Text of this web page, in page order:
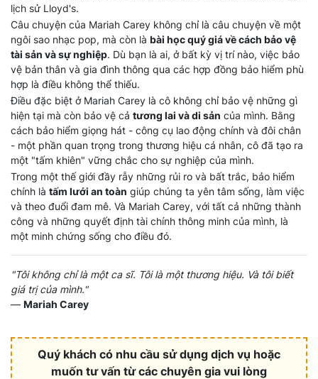
lịch sử Lloyd's.
Câu chuyện của Mariah Carey không chỉ là câu chuyện về một
ngôi sao nhạc pop, mà còn là bài học quý giá về cách bảo vệ
tài sản và sự nghiệp. Dù bạn là ai, ở bất kỳ vị trí nào, việc bảo
vệ bản thân và gia đình thông qua các hợp đồng bảo hiểm phù
hợp là điều không thể thiếu.
Điều đặc biệt ở Mariah Carey là cô không chỉ bảo vệ những gì
hiện tại mà còn bảo vệ cả tương lai và di sản của mình. Bằng
cách bảo hiểm giọng hát - công cụ lao động chính và đôi chân
- một phần quan trọng trong thương hiệu cá nhân, cô đã tạo ra
một "tấm khiên" vững chắc cho sự nghiệp của mình.
Trong một thế giới đầy rẫy những rủi ro và bất trắc, bảo hiểm
chính là tấm lưới an toàn giúp chúng ta yên tâm sống, làm việc
và theo đuổi đam mê. Và Mariah Carey, với tất cả những thành
công và những quyết định tài chính thông minh của mình, là
một minh chứng sống cho điều đó.
"Tôi không chỉ là một ca sĩ. Tôi là một thương hiệu. Và tôi biết
giá trị của mình."
— Mariah Carey
Quý khách có nhu cầu sử dụng dịch vụ hoặc
muốn tư vấn từ các chuyên gia vui lòng